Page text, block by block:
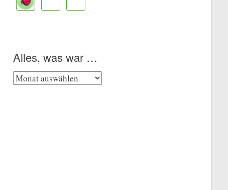
Alles, was war …
Alles,